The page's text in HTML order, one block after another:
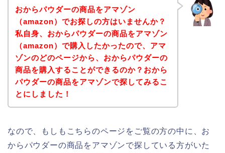
おからパウダーの商品をアマゾン
（amazon）でお探しの方はいませんか？
私自身、おからパウダーの商品をアマゾン
（amazon）で購入したかったので、アマ
ゾンのどのページから、おからパウダーの
商品を購入することができるのか？おから
パウダーの商品をアマゾンで探してみるこ
とにしました！
なので、もしもこちらのページをご覧の方の中に、お
からパウダーの商品をアマゾンで探している方がいた